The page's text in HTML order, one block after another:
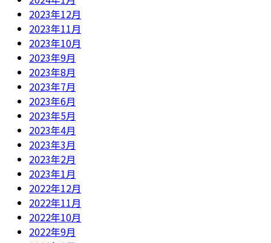
2023年12月
2023年11月
2023年10月
2023年9月
2023年8月
2023年7月
2023年6月
2023年5月
2023年4月
2023年3月
2023年2月
2023年1月
2022年12月
2022年11月
2022年10月
2022年9月